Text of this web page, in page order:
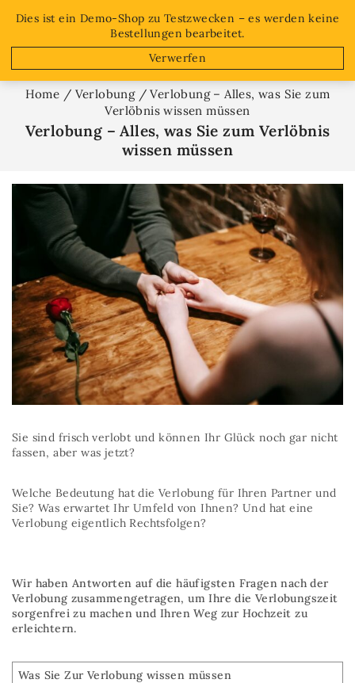
Dies ist ein Demo-Shop zu Testzwecken – es werden keine
Bestellungen bearbeitet.
Verwerfen
Free shipping on orders over $50!
Home / Verlobung / Verlobung – Alles, was Sie zum
Verlöbnis wissen müssen
Verlobung – Alles, was Sie zum Verlöbnis
wissen müssen
Sie sind frisch verlobt und können Ihr Glück noch gar nicht
fassen, aber was jetzt?
Welche Bedeutung hat die Verlobung für Ihren Partner und
Sie? Was erwartet Ihr Umfeld von Ihnen? Und hat eine
Verlobung eigentlich Rechtsfolgen?
Wir haben Antworten auf die häufigsten Fragen nach der
Verlobung zusammengetragen, um Ihre die Verlobungszeit
sorgenfrei zu machen und Ihren Weg zur Hochzeit zu
erleichtern.
Was Sie Zur Verlobung wissen müssen